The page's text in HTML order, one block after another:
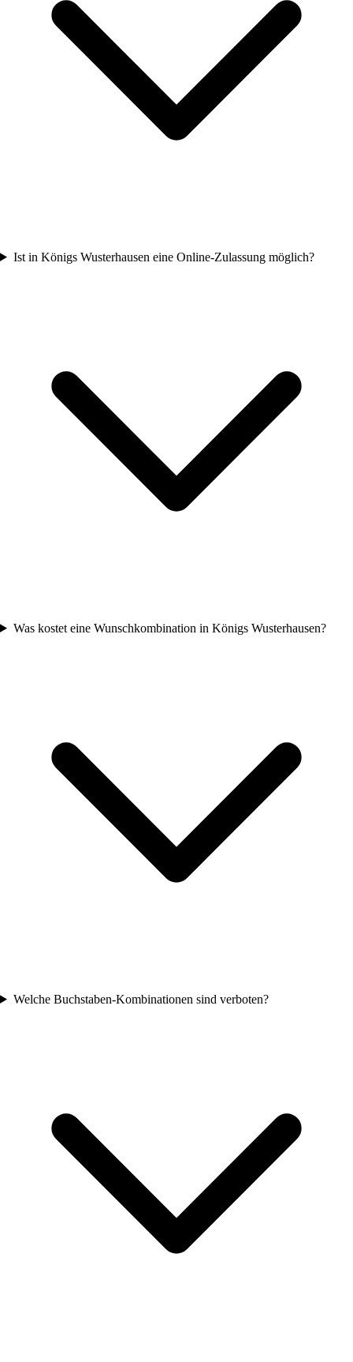
Ist in Königs Wusterhausen eine Online-Zulassung möglich?
Was kostet eine Wunschkombination in Königs Wusterhausen?
Welche Buchstaben-Kombinationen sind verboten?